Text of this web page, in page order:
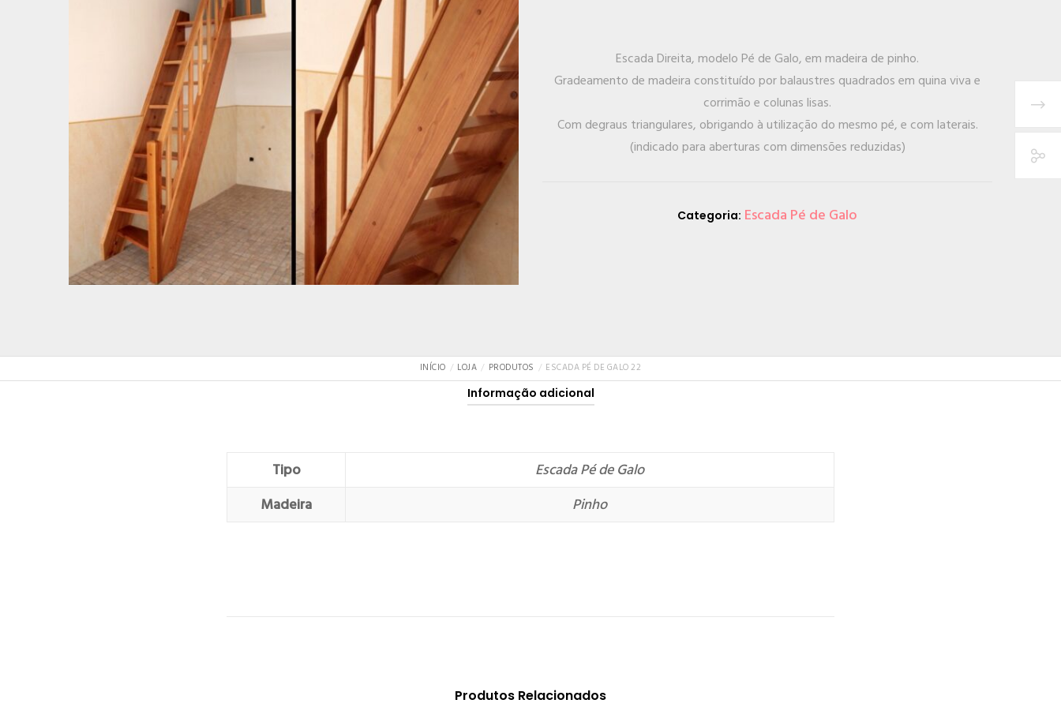
Escada Direita, modelo Pé de Galo, em madeira de pinho.
Gradeamento de madeira constituído por balaustres quadrados em quina viva e
corrimão e colunas lisas.
Com degraus triangulares, obrigando à utilização do mesmo pé, e com laterais.
(indicado para aberturas com dimensões reduzidas)
Categoria: Escada Pé de Galo
INÍCIO LOJA PRODUTOS ESCADA PÉ DE GALO 22
Informação adicional
Tipo
Escada Pé de Galo
Madeira
Pinho
Produtos Relacionados